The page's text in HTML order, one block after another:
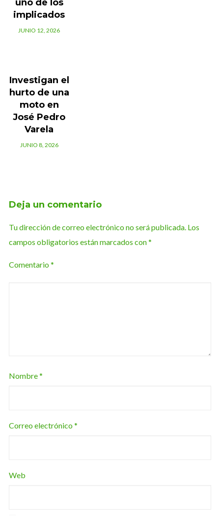
uno de los
implicados
JUNIO 12, 2026
Investigan el
hurto de una
moto en
José Pedro
Varela
JUNIO 8, 2026
Deja un comentario
Tu dirección de correo electrónico no será publicada. Los
campos obligatorios están marcados con*
Comentario*
Nombre*
Correo electrónico*
Web